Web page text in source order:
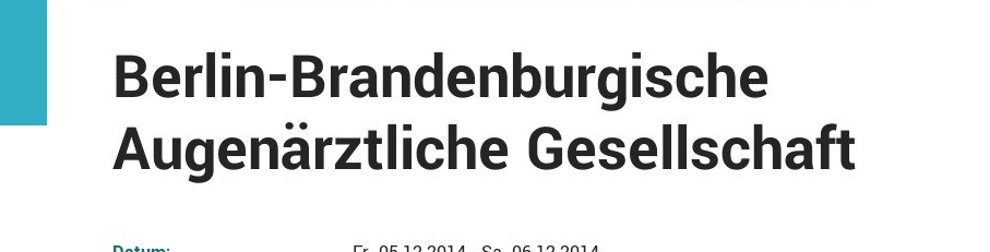
Berlin-Brandenburgische
Augenärztliche Gesellschaft